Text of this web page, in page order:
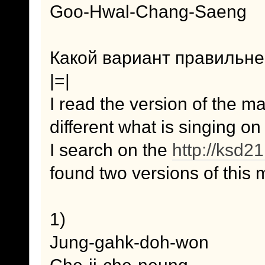
Goo-Hwal-Chang-Saeng
Какой вариант
|=|
I read the version of the
different what is singing
I search on the http://
found two versions of this
1)
Jung-gahk-doh-won